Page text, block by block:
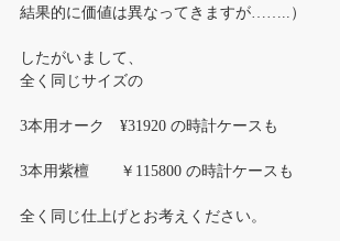
結果的に価値は異なってきますが……..）
したがいまして、
全く同じサイズの
3本用オーク ¥31920 の時計ケースも
3本用紫檀 ￥115800 の時計ケースも
全く同じ仕上げとお考えください。